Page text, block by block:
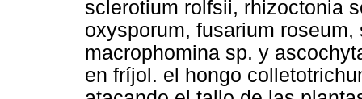
sclerotium rolfsii, rhizoctonia
oxysporum, fusarium
macrophomina sp. y
en fríjol. el hongo